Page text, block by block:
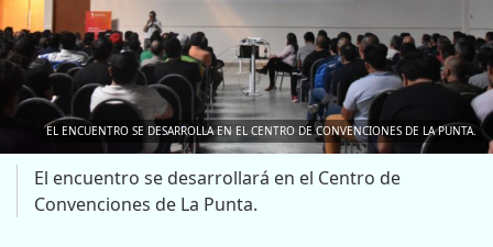
EL ENCUENTRO SE DESARROLLA EN EL CENTRO DE CONVENCIONES DE LA PUNTA.
El encuentro se desarrollará en el Centro de
Convenciones de La Punta.